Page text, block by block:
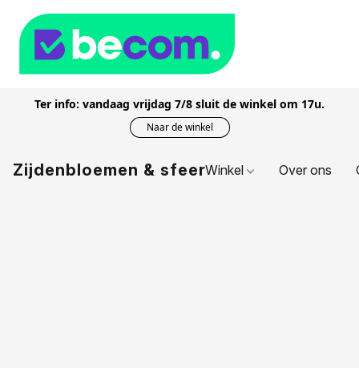
Ter info: vandaag vrijdag 7/8 sluit de winkel om 17u.
Naar de winkel
Zijdenbloemen & sfeerWinkel Over ons